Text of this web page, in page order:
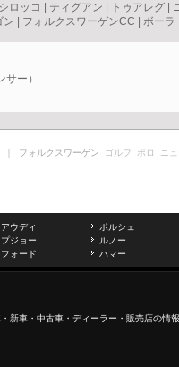
シロッコ ティグアン トゥアレグ
ン フォルクスワーゲンCC ボーラ
ー）
｜ フォルクスワーゲン ゴルフ ポロ ニ
アウディ ポルシェ
プジョー ルノー
フォード ハマー
・新車・ 中古車 ・ディーラー・販売店の情